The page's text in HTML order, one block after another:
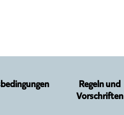
Regeln und
Vorschriften